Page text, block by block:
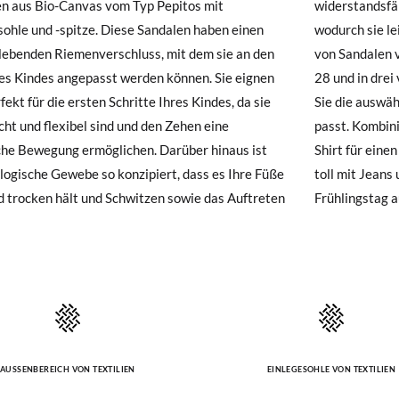
aus Bio-Canvas vom Typ Pepitos mit
und -spitze. Diese Sandalen haben einen
Riemenverschluss, mit dem sie an den
Kindes angepasst werden können. Sie eignen
für die ersten Schritte Ihres Kindes, da sie
und flexibel sind und den Zehen eine
Bewegung ermöglichen. Darüber hinaus ist
Gewebe so konzipiert, dass es Ihre Füße
trocken hält und Schwitzen sowie das Auftreten
und leicht zu reinigende Materialien,
sie leichter zu pflegen sind und die Lebensdauer
verlängern. Sie sind in den Größen 20 bis
drei verschiedenen Farben erhältlich, sodass
können, die am besten zu Ihrem Kind
sie mit Shorts und einem coolen T-
einen lässigen Sommerlook! Sie können auch
und einem Sweatshirt für einen kühleren
Frühlingstag
Schuhe ankommen und nicht ganz Ihren Vorstellungen
beantragen.
ein Kundenkonto haben, loggen Sie sich einfach ein, um den
Sie bitte unsereRuecksendungund geben Sie Ihre
ein. Ein Rücksendeetikett wird Ihnen dann automatisch an Ihr
Artikel umzutauschen, senden Sie bitte Ihr ursprüngliches Paar
einer Postfiliale zurück und geben Sie eine neue Bestellung für
20 21 22 23 24
12,5 13,2 13,9 14,6 15,2
AUSSENBEREICH VON TEXTILIEN EINLEGESOHLE VON TEXTILIEN